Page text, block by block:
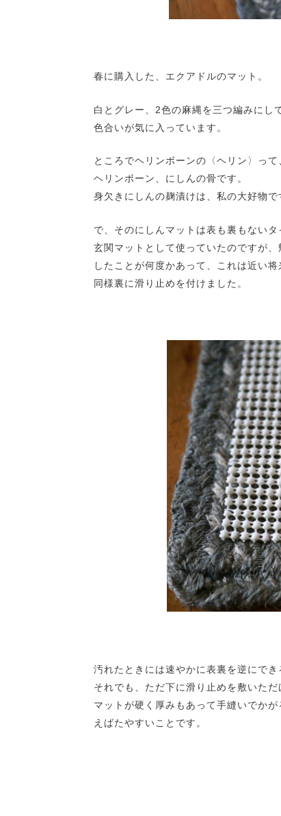
春に購入した、エクアドルのマット。
白とグレー、2色の麻縄を三つ編みにし
色合いが気に入っています。
ところでヘリンボーンの〈ヘリン〉っ
ヘリンボーン、にしんの骨です。
身欠きにしんの麹漬けは、私の大好物で
で、そのにしんマットは表も裏もない
玄関マットとして使っていたのですが
したことが何度かあって、これは近い
同様裏に滑り止めを付けました。
汚れたときには速やかに表裏を逆にで
それでも、ただ下に滑り止めを敷いた
マットが硬く厚みもあって手縫いでか
えばたやすいことです。